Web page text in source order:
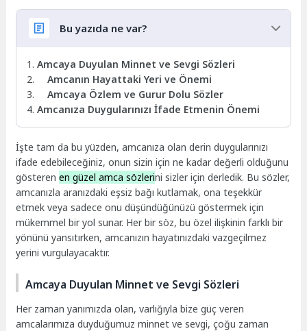
Bu yazıda ne var?
Amcaya Duyulan Minnet ve Sevgi Sözleri
Amcanın Hayattaki Yeri ve Önemi
Amcaya Özlem ve Gurur Dolu Sözler
Amcanıza Duygularınızı İfade Etmenin Önemi
İşte tam da bu yüzden, amcanıza olan derin duygularınızı
ifade edebileceğiniz, onun sizin için ne kadar değerli olduğunu
gösterenen güzel amca sözlerini sizler için derledik. Bu sözler,
amcanızla aranızdaki eşsiz bağı kutlamak, ona teşekkür
etmek veya sadece onu düşündüğünüzü göstermek için
mükemmel bir yol sunar. Her bir söz, bu özel ilişkinin farklı bir
yönünü yansıtırken, amcanızın hayatınızdaki vazgeçilmez
yerini vurgulayacaktır.
Amcaya Duyulan Minnet ve Sevgi Sözleri
Her zaman yanımızda olan, varlığıyla bize güç veren
amcalarımıza duyduğumuz minnet ve sevgi, çoğu zaman